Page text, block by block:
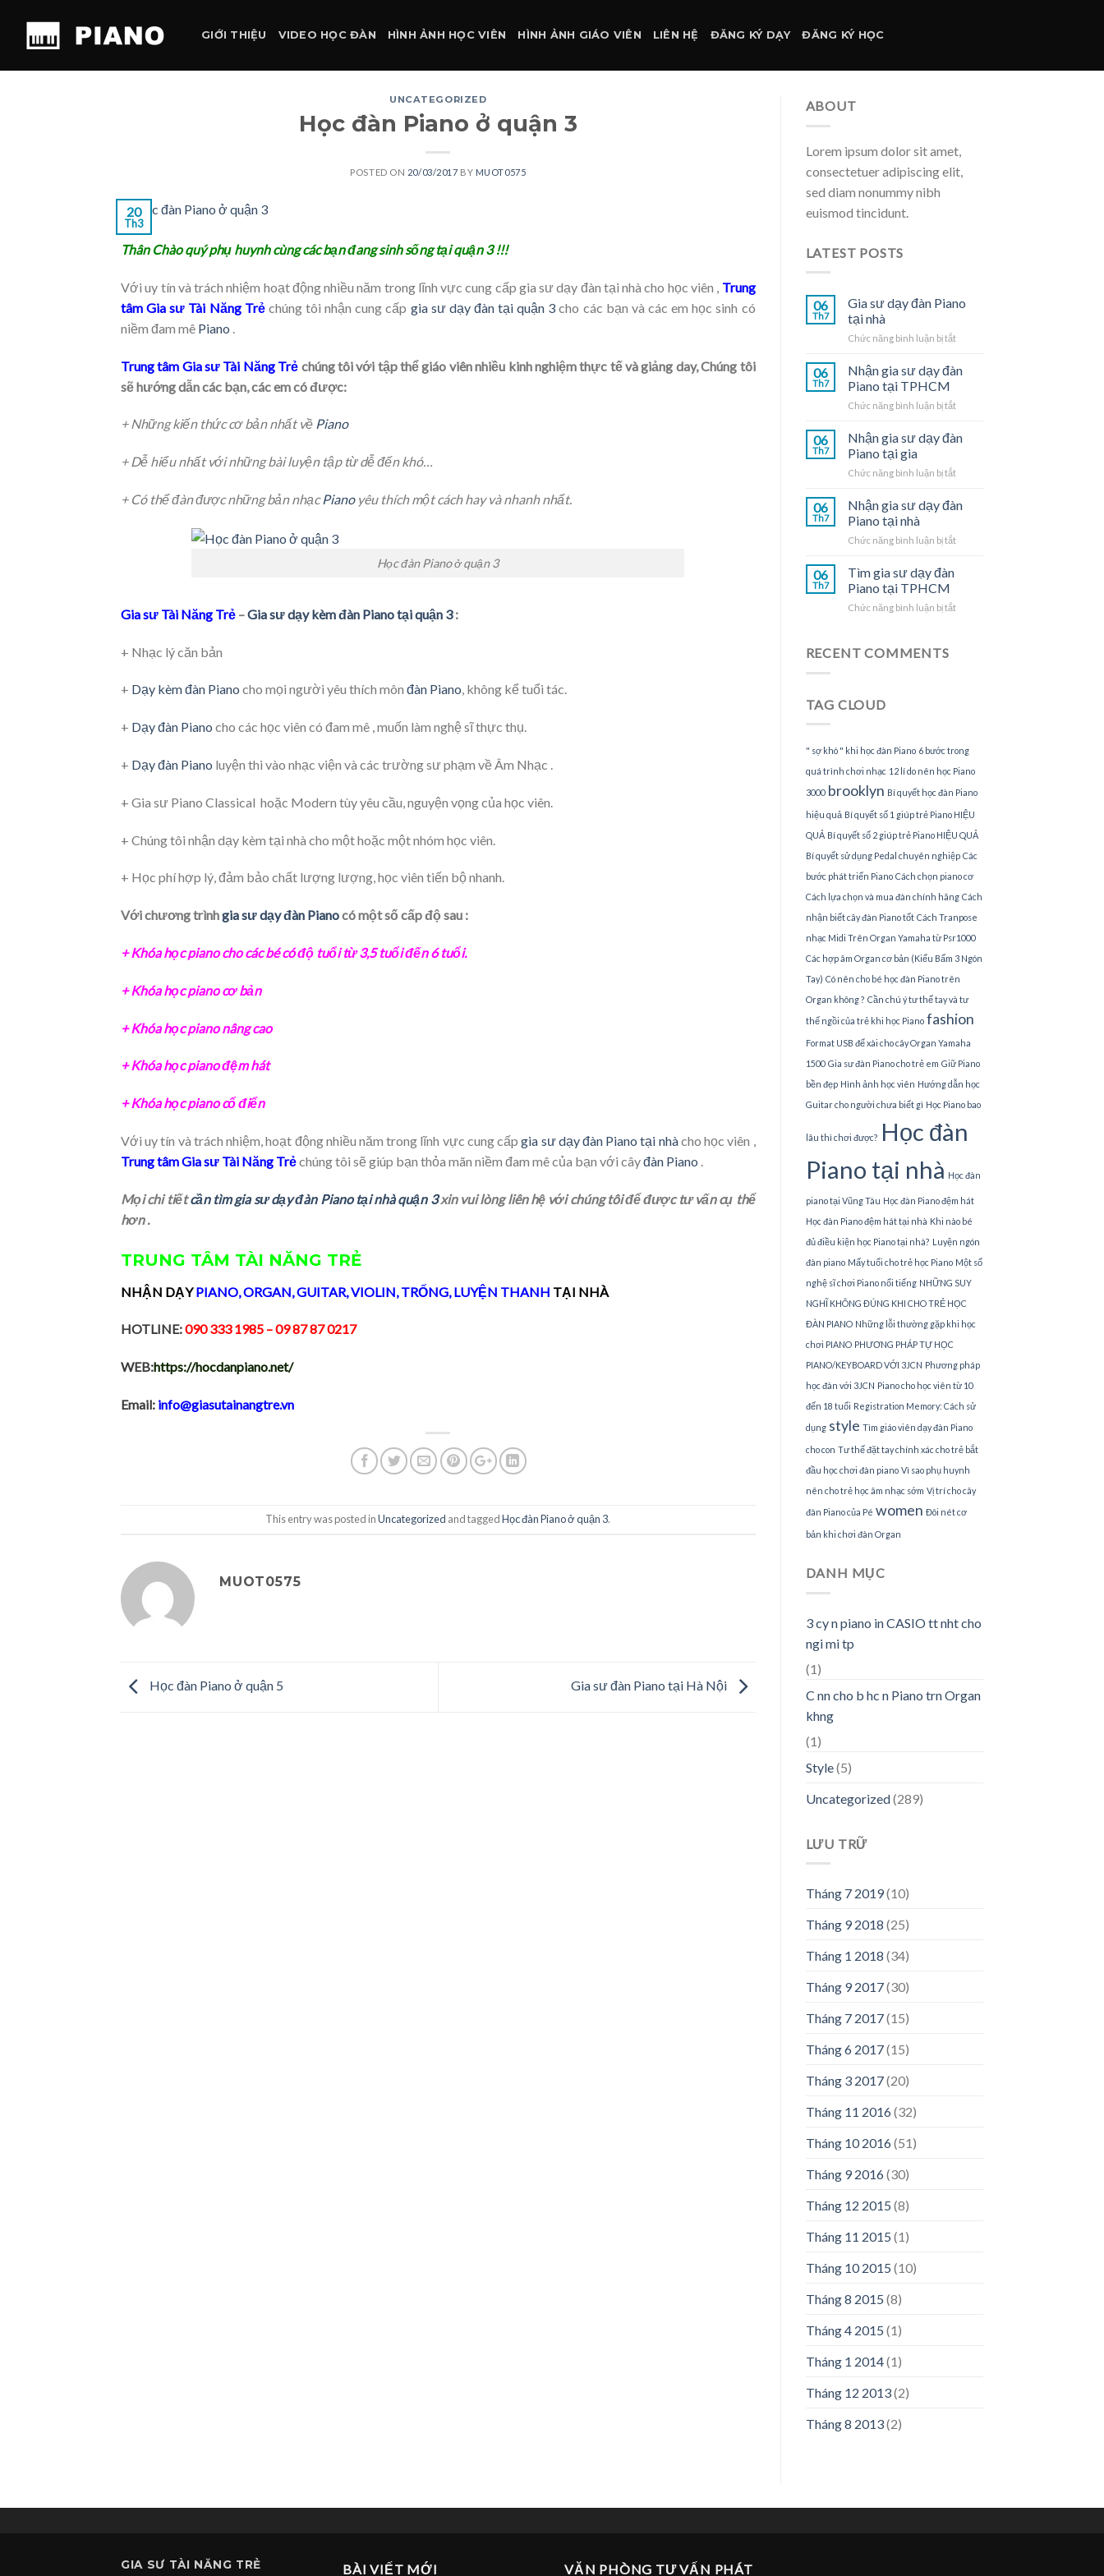
content
GIỚI THIỆU VIDEO HỌC ĐÀN HÌNH ẢNH HỌC VIÊN HÌNH ẢNH GIÁO VIÊN LIÊN HỆ ĐĂNG KÝ DẠY ĐĂNG KÝ HỌC
UNCATEGORIZED
Học đàn Piano ở quận 3
POSTED ON 20/03/2017 BY MUOT0575
20
Th3
Thân Chào quý phụ huynh cùng các bạn đang sinh sống tại quận 3 !!!
Với uy tín và trách nhiệm hoạt động nhiều năm trong lĩnh vực cung cấp gia sư dạy đàn tại nhà cho học viên , Trung
tâm Gia sư Tài Năng Trẻchúng tôi nhận cung cấp gia sư dạy đàn tại quận 3 cho các bạn và các em học sinh có
niềm đam mê Piano .
Trung tâm Gia sư Tài Năng Trẻ chúng tôi với tập thể giáo viên nhiều kinh nghiệm thực tế và giảng day, Chúng tôi
sẽ hướng dẫn các bạn, các em có được:
+ Những kiến thức cơ bản nhất về Piano
+ Dễ hiểu nhất với những bài luyện tập từ dễ đến khó…
+ Có thể đàn được những bản nhạcPianoyêu thích một cách hay và nhanh nhất.
Học đàn Piano ở quận 3
Gia sư Tài Năng Trẻ –Gia sư dạy kèm đàn Piano tại quận 3:
+ Nhạc lý căn bản
+ Dạy kèm đàn Piano cho mọi người yêu thích môn đàn Piano, không kể tuổi tác.
+ Dạy đàn Piano cho các học viên có đam mê , muốn làm nghệ sĩ thực thụ.
+ Dạy đàn Piano luyện thi vào nhạc viện và các trường sư phạm về Âm Nhạc .
+ Gia sư Piano Classical hoặc Modern tùy yêu cầu, nguyện vọng của học viên.
+ Chúng tôi nhận dạy kèm tại nhà cho một hoặc một nhóm học viên.
+ Học phí hợp lý, đảm bảo chất lượng lượng, học viên tiến bộ nhanh.
Với chương trìnhgia sư dạy đàn Pianocó một số cấp độ sau :
+ Khóa học piano cho các bé có độ tuổi từ 3,5 tuổi đến 6 tuổi.
+Khóa học piano cơ bản
+Khóa học piano nâng cao
+Khóa học piano đệm hát
+Khóa học piano cổ điển
Với uy tín và trách nhiệm, hoạt động nhiều năm trong lĩnh vực cung cấpgia sư dạy đàn Piano tại nhàcho học viên ,
Trung tâm Gia sư Tài Năng Trẻchúng tôi sẽ giúp bạn thỏa mãn niềm đam mê của bạn với câyđàn Piano .
Mọi chi tiếtcần tìm gia sư dạy đàn Piano tại nhà quận 3xin vui lòng liên hệ với chúng tôi để được tư vấn cụ thể
hơn .
TRUNG TÂM TÀI NĂNG TRẺ
NHẬN DẠYPIANO,ORGAN,GUITAR,VIOLIN, TRỐNG, LUYỆN THANH TẠI NHÀ
HOTLINE:090 333 1985 – 09 87 87 0217
WEB:https://hocdanpiano.net/
Email: info@giasutainangtre.vn
This entry was posted inUncategorized and taggedHọc đàn Piano ở quận 3.
MUOT0575
Học đàn Piano ở quận 5 Gia sư đàn Piano tại Hà Nội
ABOUT
Lorem ipsum dolor sit amet,
consectetuer adipiscing elit,
sed diam nonummy nibh
euismod tincidunt.
LATEST POSTS
06
Th7
Gia sư dạy đàn Piano
tại nhà
Chức năng bình luận bị tắtở
Piano
nhà
06
Th7
Nhận gia sư dạy đàn
Piano tại TPHCM
Chức năng bình luận bị tắtở
đàn
tại
06
Th7
Nhận gia sư dạy đàn
Piano tại gia
Chức năng bình luận bị tắtở
đàn
06
Th7
Nhận gia sư dạy đàn
Piano tại nhà
Chức năng bình luận bị tắtở
đàn
06
Th7
Tìm gia sư dạy đàn
Piano tại TPHCM
Chức năng bình luận bị tắtở
RECENT COMMENTS
TAG CLOUD
" sợ khó " khi học đàn Piano 6 bước trong
quá trình chơi nhạc 12 lí do nên học Piano
3000 brooklyn Bí quyết học đàn Piano
hiệu quả Bí quyết số 1 giúp trẻ Piano HIỆU
QUẢ Bí quyết số 2 giúp trẻ Piano HIỆU QUẢ
Bí quyết sử dụng Pedal chuyên nghiệp Các
bước phát triển Piano Cách chọn piano cơ
Cách lựa chọn và mua đàn chính hãng Cách
nhận biết cây đàn Piano tốt Cách Tranpose
nhạc Midi Trên Organ Yamaha từ Psr1000
Các hợp âm Organ cơ bản (Kiểu Bấm 3 Ngón
Tay) Có nên cho bé học đàn Piano trên
Organ không ? Cần chú ý tư thế tay và tư
thế ngồi của trẻ khi học Piano fashion
Format USB để xài cho cây Organ Yamaha
1500 Gia sư đàn Piano cho trẻ em Giữ Piano
bền đẹp Hình ảnh học viên Hướng dẫn học
Guitar cho người chưa biết gì Học Piano bao
lâu thì chơi được? Học đàn
Piano tại nhà Học đàn
piano tại Vũng Tàu Học đàn Piano đệm hát
Học đàn Piano đệm hát tại nhà Khi nào bé
đủ điều kiện học Piano tại nhà? Luyện ngón
đàn piano Mấy tuổi cho trẻ học Piano Một số
nghệ sĩ chơi Piano nổi tiếng NHỮNG SUY
NGHĨ KHÔNG ĐÚNG KHI CHO TRẺ HỌC
ĐÀN PIANO Những lỗi thường gặp khi học
chơi PIANO PHƯƠNG PHÁP TỰ HỌC
PIANO/KEYBOARD VỚI 3JCN Phương pháp
học đàn với 3JCN Piano cho học viên từ 10
đến 18 tuổi Registration Memory: Cách sử
dụng style Tìm giáo viên dạy đàn Piano
cho con Tư thế đặt tay chính xác cho trẻ bắt
đầu học chơi đàn piano Vì sao phụ huynh
nên cho trẻ học âm nhạc sớm Vị trí cho cây
đàn Piano của Pé women Đôi nét cơ
bản khi chơi đàn Organ
DANH MỤC
3 cy n piano in CASIO tt nht cho
ngi mi tp
(1)
C nn cho b hc n Piano trn Organ
khng
(1)
Style(5)
Uncategorized(289)
LƯU TRỮ
Tháng 7 2019(10)
Tháng 9 2018 (25)
Tháng 1 2018 (34)
Tháng 9 2017(30)
Tháng 7 2017(15)
Tháng 6 2017(15)
Tháng 3 2017(20)
Tháng 11 2016(32)
Tháng 10 2016(51)
Tháng 9 2016(30)
Tháng 12 2015 (8)
Tháng 11 2015 (1)
Tháng 10 2015 (10)
Tháng 8 2015 (8)
Tháng 4 2015 (1)
Tháng 1 2014(1)
Tháng 12 2013(2)
Tháng 8 2013(2)
GIA SƯ TÀI NĂNG TRẺ BÀI VIẾT MỚI
VĂN PHÒNG TƯ VẤN PHÁT